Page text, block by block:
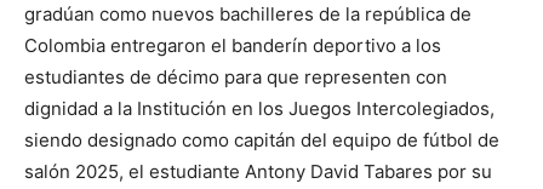
gradúan como nuevos bachilleres de la república de
Colombia entregaron el banderín deportivo a los
estudiantes de décimo para que representen con
dignidad a la Institución en los Juegos Intercolegiados,
siendo designado como capitán del equipo de fútbol de
salón 2025, el estudiante Antony David Tabares por su